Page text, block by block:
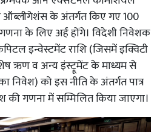
ऑब्लीगेशंस के अंतर्गत किए गए 100
के लिए अर्ह होंगे। विदेशी निवेशक
इन्वेस्टमेंट राशि (जिसमें इक्विटी
ऋण व अन्य इंस्ट्रूमेंट के माध्यम से
निवेश) को इस नीति के अंतर्गत पात्र
की गणना में सम्मिलित किया जाएगा।